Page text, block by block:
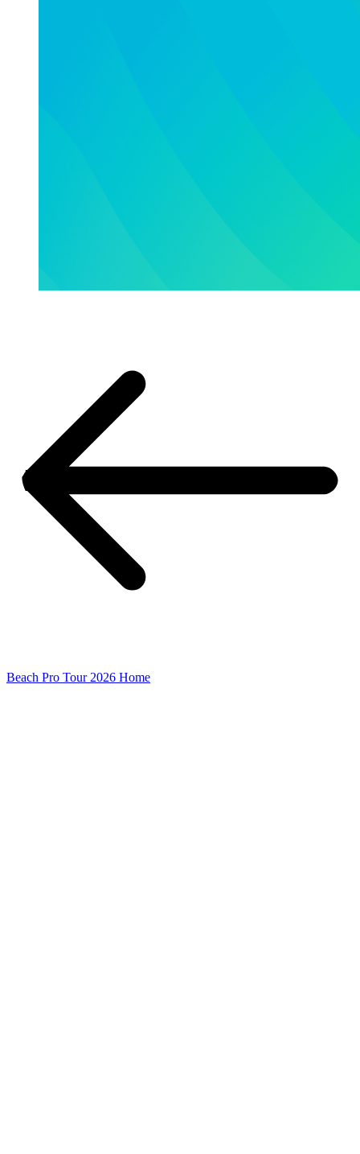
Beach Pro Tour 2026 Home